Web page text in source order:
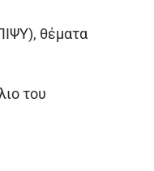
θέματα
του